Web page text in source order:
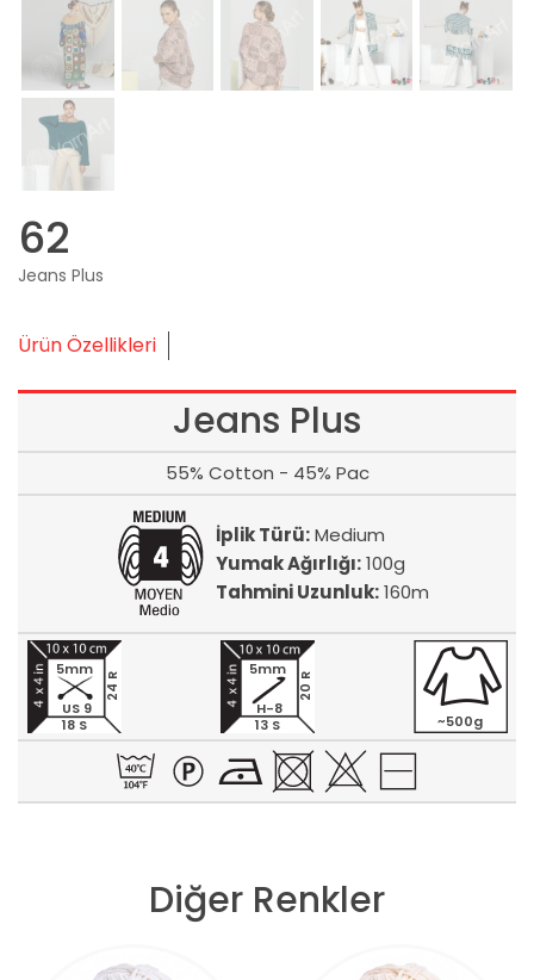
62
Jeans Plus
Ürün Özellikleri
Jeans Plus
55% Cotton - 45% Pac
İplik Türü:Medium
Yumak Ağırlığı:100g
Tahmini Uzunluk:160m
18 S
24 R
5mm
US 9
13 S
20 R
5mm
H-8
~500g
Diğer Renkler